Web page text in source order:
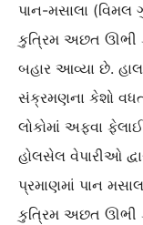
પાન-મસાલા (વિમલ
કુત્રિમ અછત ઊભી
બહાર આવ્યા છે.
સંક્રમણના કેશો
લોકોમાં અફવા
હોલસેલ વેપારીઓ
પ્રમાણમાં પાન
કુત્રિમ અછત ઊભી